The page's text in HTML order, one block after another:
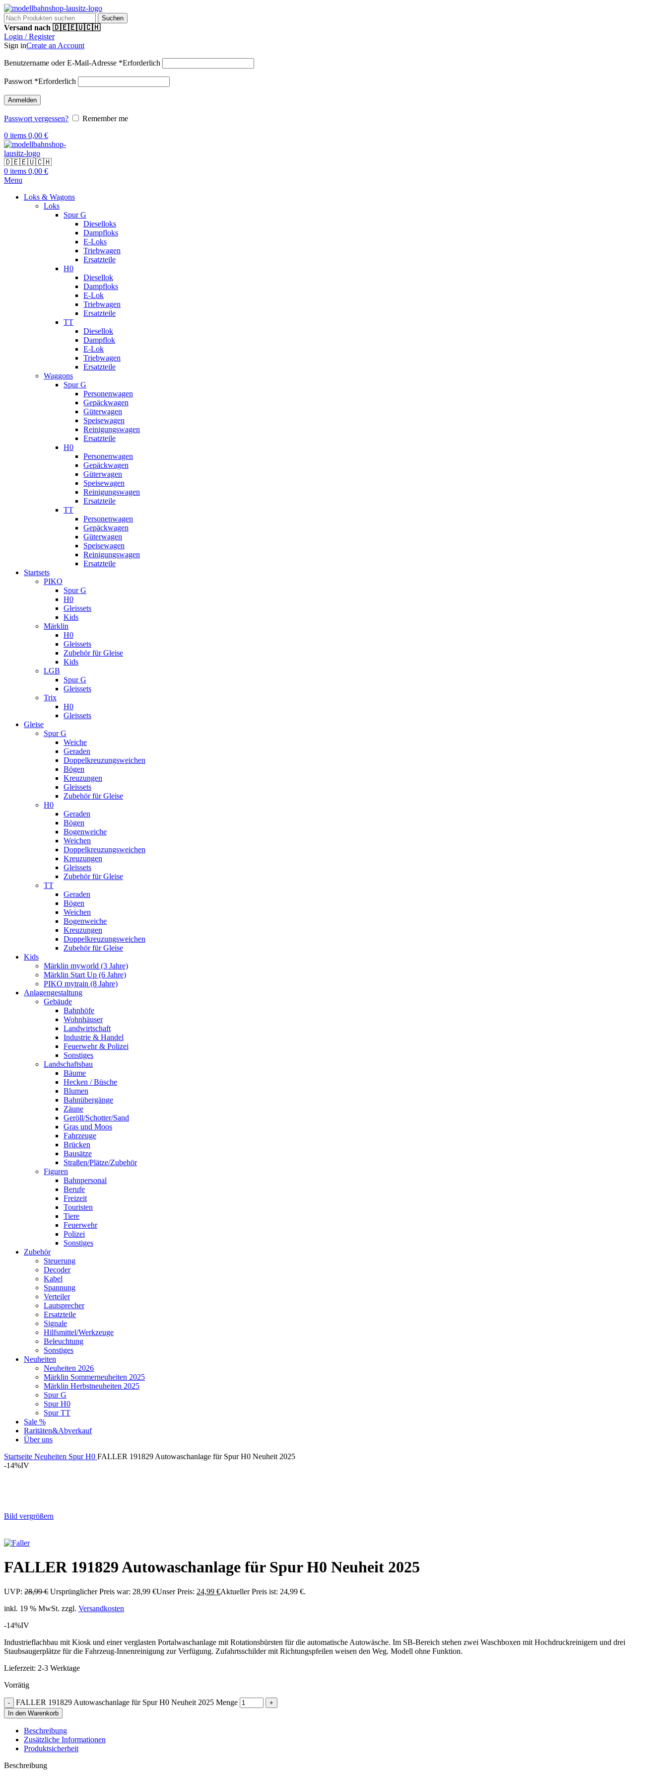
Suchen
Versand nach 🇩🇪🇪🇺🇨🇭
Login / Register
Sign inCreate an Account
Benutzername oder E-Mail-Adresse *Erforderlich
Passwort *Erforderlich
Anmelden
Passwort vergessen?
Remember me
0 items 0,00 €
🇩🇪🇪🇺🇨🇭
0 items 0,00 €
Menu
Loks & Wagons
Loks
Spur G
Dieselloks
Dampfloks
E-Loks
Triebwagen
Ersatzteile
H0
Diesellok
Dampfloks
E-Lok
Triebwagen
Ersatzteile
TT
Diesellok
Dampflok
E-Lok
Triebwagen
Ersatzteile
Waggons
Spur G
Personenwagen
Gepäckwagen
Güterwagen
Speisewagen
Reinigungswagen
Ersatzteile
H0
Personenwagen
Gepäckwagen
Güterwagen
Speisewagen
Reinigungswagen
Ersatzteile
TT
Personenwagen
Gepäckwagen
Güterwagen
Speisewagen
Reinigungswagen
Ersatzteile
Startsets
PIKO
Spur G
H0
Gleissets
Kids
Märklin
H0
Gleissets
Zubehör für Gleise
Kids
LGB
Spur G
Gleissets
Trix
H0
Gleissets
Gleise
Spur G
Weiche
Geraden
Doppelkreuzungsweichen
Bögen
Kreuzungen
Gleissets
Zubehör für Gleise
H0
Geraden
Bögen
Bogenweiche
Weichen
Doppelkreuzungsweichen
Kreuzungen
Gleissets
Zubehör für Gleise
TT
Geraden
Bögen
Weichen
Bogenweiche
Kreuzungen
Doppelkreuzungsweichen
Zubehör für Gleise
Kids
Märklin myworld (3 Jahre)
Märklin Start Up (6 Jahre)
PIKO mytrain (8 Jahre)
Anlagengestaltung
Gebäude
Bahnhöfe
Wohnhäuser
Landwirtschaft
Industrie & Handel
Feuerwehr & Polizei
Sonstiges
Landschaftsbau
Bäume
Hecken / Büsche
Blumen
Bahnübergänge
Zäune
Geröll/Schotter/Sand
Gras und Moos
Fahrzeuge
Brücken
Bausätze
Straßen/Plätze/Zubehör
Figuren
Bahnpersonal
Berufe
Freizeit
Touristen
Tiere
Feuerwehr
Polizei
Sonstiges
Zubehör
Steuerung
Decoder
Kabel
Spannung
Verteiler
Lautsprecher
Ersatzteile
Signale
Hilfsmittel/Werkzeuge
Beleuchtung
Sonstiges
Neuheiten
Neuheiten 2026
Märklin Sommerneuheiten 2025
Märklin Herbstneuheiten 2025
Spur G
Spur H0
Spur TT
Sale %
Raritäten&Abverkauf
Über uns
Startseite Neuheiten Spur H0 FALLER 191829 Autowaschanlage für Spur H0 Neuheit 2025
-14%IV
Bild vergrößern
FALLER 191829 Autowaschanlage für Spur H0 Neuheit 2025
UVP: 28,99€ Ursprünglicher Preis war: 28,99 €Unser Preis: 24,99 €Aktueller Preis ist: 24,99 €.
inkl. 19 % MwSt. zzgl. Versandkosten
-14%IV
Industrieflachbau mit Kiosk und einer verglasten Portalwaschanlage mit Rotationsbürsten für die automatische Autowäsche. Im SB-Bereich stehen zwei Waschboxen mit Hochdruckreinigern und drei
Staubsaugerplätze für die Fahrzeug-Innenreinigung zur Verfügung. Zufahrtsschilder mit Richtungspfeilen weisen den Weg. Modell ohne Funktion.
Lieferzeit: 2-3 Werktage
Vorrätig
FALLER 191829 Autowaschanlage für Spur H0 Neuheit 2025 Menge
In den Warenkorb
Beschreibung
Zusätzliche Informationen
Produktsicherheit
Beschreibung